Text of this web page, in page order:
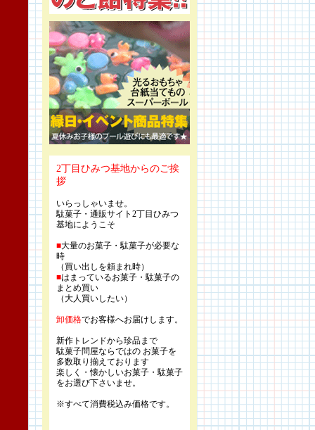
2丁目ひみつ基地からのご挨
拶
いらっしゃいませ。
駄菓子・通販サイト2丁目ひみつ
基地にようこそ
■大量のお菓子・駄菓子が必要な
時
（買い出しを頼まれ時）
■はまっているお菓子・駄菓子の
まとめ買い
（大人買いしたい）
卸価格でお客様へお届けします。
新作トレンドから珍品まで
駄菓子問屋ならではの お菓子を
多数取り揃えております
楽しく・懐かしいお菓子・駄菓子
をお選び下さいませ。
※すべて消費税込み価格です。